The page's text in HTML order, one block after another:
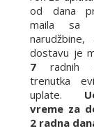
od dana
maila sa
dostavu je
7 radnih
trenutka
uplate.
vreme za
2 radna